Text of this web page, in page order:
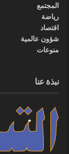
المجتمع
رياضة
اقتصاد
شؤون عالمية
منوعات
نبذة عنا